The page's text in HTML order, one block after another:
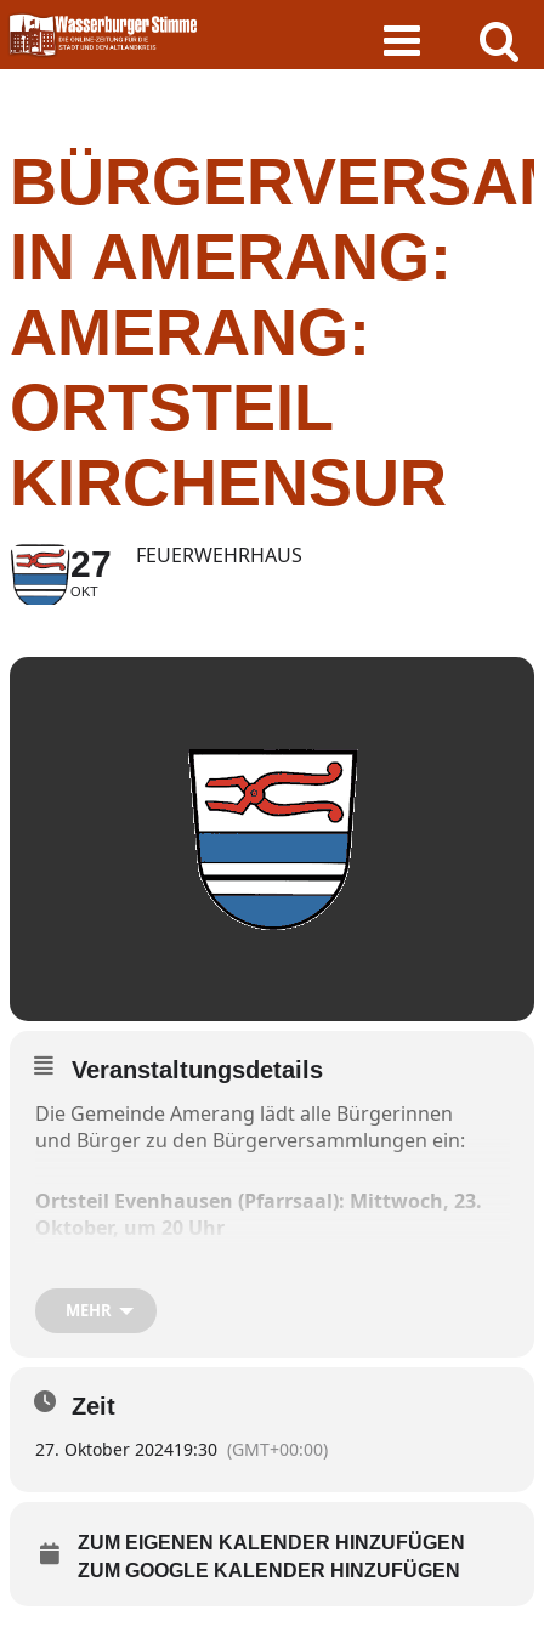
Skip
to
content
IN AMERANG:
AMERANG:
ORTSTEIL
KIRCHENSUR
27
OKT
FEUERWEHRHAUS
Veranstaltungsdetails
Die Gemeinde Amerang lädt alle Bürgerinnen
und Bürger zu den Bürgerversammlungen ein:
Ortsteil Evenhausen (Pfarrsaal): Mittwoch, 23.
Oktober, um 20 Uhr
Amerang
(Gemeindehalle/Gymnastikraum):
Oktober, um 19.30 Uhr
Ortsteil Kirchensur
19.30 Uhr
Bürgermeisters zur Finanzlage der Gemeinde,
einen Rückblick auf durchgeführte Maßnahmen
MEHR
Zeit
27. Oktober 202419:30 (GMT+00:00)
ZUM EIGENEN KALENDER HINZUFÜGEN
ZUM GOOGLE KALENDER HINZUFÜGEN